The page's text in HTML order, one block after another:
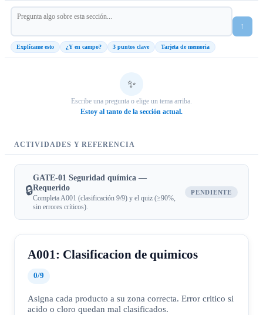
CYA: NO usar en hot tubs bajo ninguna circunstancia (temperatura +
cloro ineficaz)
→CYA en piscinas: máx. 50 ppm recomendado CDC; >90 ppm considerar
dilución parcial
Regla operativa clave: agua visualmente clara NO garantiza agua
microbiológicamente segura
Kit de prueba básico: testar FC y pH antes de cada uso en piscinas
↑
Explícame esto ¿Y en campo? 3 puntos clave Tarjeta de memoria
✨
Escribe una pregunta o elige un tema arriba.
Estoy al tanto de la sección actual.
ACTIVIDADES Y REFERENCIA
🔒
GATE-01 Seguridad química —
Requerido
Completa A001 (clasificación 9/9) y el quiz (≥90%,
sin errores críticos).
PENDIENTE
A001: Clasificacion de quimicos
0/9
Asigna cada producto a su zona correcta. Error critico si
acido o cloro quedan mal clasificados.